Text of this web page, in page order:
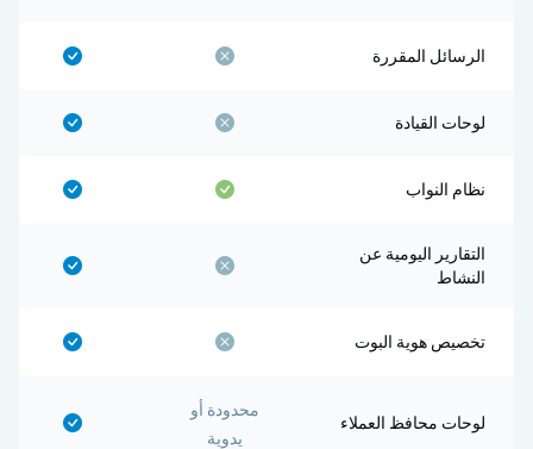
الرسائل المقررة
لوحات القيادة
نظام النواب
التقارير اليومية عن
النشاط
تخصيص هوية البوت
لوحات محافظ العملاء
محدودة أو
يدوية